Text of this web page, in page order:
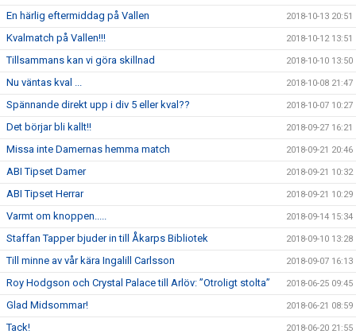
En härlig eftermiddag på Vallen 2018-10-13 20:51
Kvalmatch på Vallen!!! 2018-10-12 13:51
Tillsammans kan vi göra skillnad 2018-10-10 13:50
Nu väntas kval ... 2018-10-08 21:47
Spännande direkt upp i div 5 eller kval?? 2018-10-07 10:27
Det börjar bli kallt!! 2018-09-27 16:21
Missa inte Damernas hemma match 2018-09-21 20:46
ABI Tipset Damer 2018-09-21 10:32
ABI Tipset Herrar 2018-09-21 10:29
Varmt om knoppen..... 2018-09-14 15:34
Staffan Tapper bjuder in till Åkarps Bibliotek 2018-09-10 13:28
Till minne av vår kära Ingalill Carlsson 2018-09-07 16:13
Roy Hodgson och Crystal Palace till Arlöv: ”Otroligt stolta” 2018-06-25 09:45
Glad Midsommar! 2018-06-21 08:59
Tack! 2018-06-20 21:55